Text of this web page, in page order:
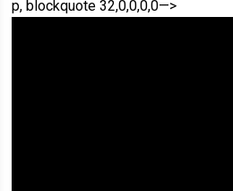
p, blockquote 32,0,0,0,0—>